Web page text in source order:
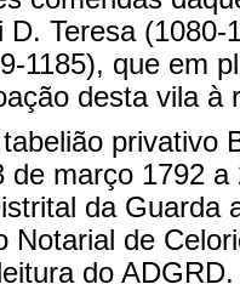
Teresa (1080-
1185), que em
desta vila à
privativo
de março 1792
da Guarda
Notarial de
do ADGRD.